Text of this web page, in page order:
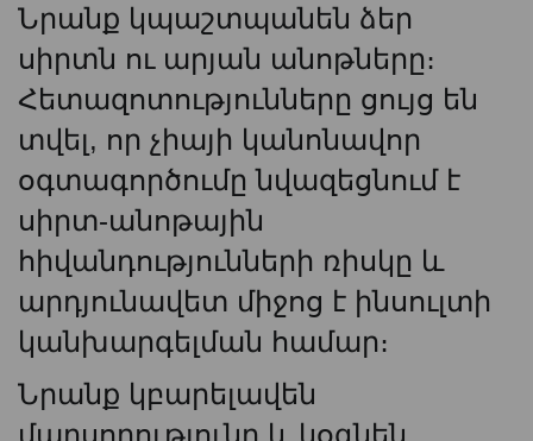
Նրանք կպաշտպանեն ձեր
սիրտն ու արյան անոթները։
Հետազոտությունները ցույց են
տվել, որ չիայի կանոնավոր
օգտագործումը նվազեցնում է
սիրտ-անոթային
հիվանդությունների ռիսկը և
արդյունավետ միջոց է ինսուլտի
կանխարգելման համար։
Նրանք կբարելավեն
մարսողությունը և կօգնեն